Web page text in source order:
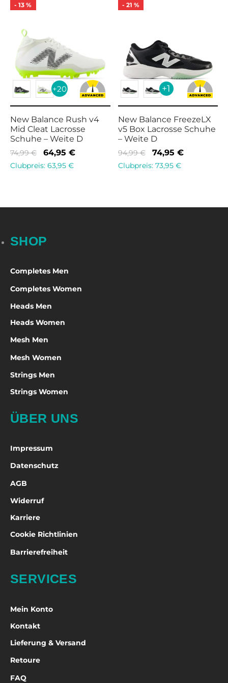
- 13 %
+20
New Balance Rush v4
Mid Cleat Lacrosse
Schuhe – Weite D
74,99€
Ursprünglicher
Preis war:
64,95 €
Clubpreis: 63,95 €
- 21 %
+1
New Balance FreezeLX
v5 Box Lacrosse Schuhe
– Weite D
94,99€
Ursprünglicher
Preis war:
74,95 €
Clubpreis: 73,95 €
SHOP
Completes Men
Completes Women
Heads Men
Heads Women
Mesh Men
Mesh Women
Strings Men
Strings Women
ÜBER UNS
Impressum
Datenschutz
AGB
Widerruf
Karriere
Cookie Richtlinien
Barrierefreiheit
SERVICES
Mein Konto
Kontakt
Lieferung & Versand
Retoure
FAQ